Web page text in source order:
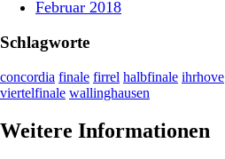
Februar 2018
Schlagworte
concordia finale firrel halbfinale ihrhove
viertelfinale wallinghausen
Weitere Informationen